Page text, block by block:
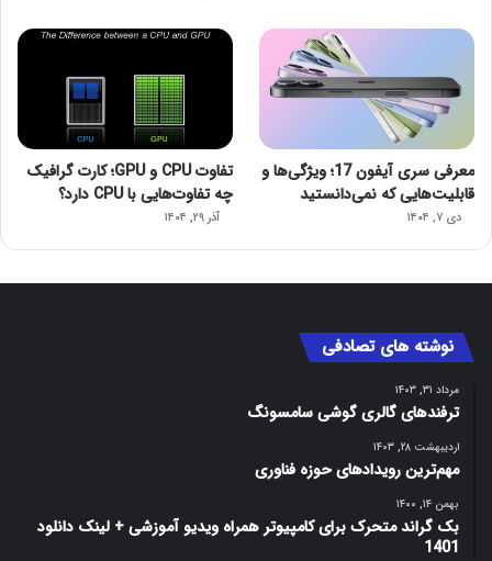
معرفی سری آیفون 17؛ ویژگی‌ها و
قابلیت‌هایی که نمی‌دانستید
دی ۷, ۱۴۰۴
تفاوت CPU و GPU؛ کارت گرافیک
چه تفاوت‌هایی با CPU دارد؟
آذر ۲۹, ۱۴۰۴
نوشته های تصادفی
مرداد ۳۱, ۱۴۰۳
ترفندهای گالری گوشی سامسونگ
اردیبهشت ۲۸, ۱۴۰۳
مهم‌ترین رویدادهای حوزه فناوری
بهمن ۱۴, ۱۴۰۰
بک گراند متحرک برای کامپیوتر همراه ویدیو آموزشی + لینک دانلود
1401